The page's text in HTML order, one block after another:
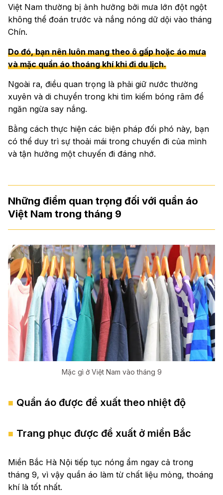
Việt Nam thường bị ảnh hưởng bởi mưa lớn đột ngột
không thể đoán trước và nắng nóng dữ dội vào tháng
Chín.
Do đó, bạn nên luôn mang theo ô gấp hoặc áo mưa
và mặc quần áo thoáng khí khi đi du lịch.
Ngoài ra, điều quan trọng là phải giữ nước thường
xuyên và di chuyển trong khi tìm kiếm bóng râm để
ngăn ngừa say nắng.
Bằng cách thực hiện các biện pháp đối phó này, bạn
có thể duy trì sự thoải mái trong chuyến đi của mình
và tận hưởng một chuyến đi đáng nhớ.
Những điểm quan trọng đối với quần áo
Việt Nam trong tháng 9
Mặc gì ở Việt Nam vào tháng 9
Quần áo được đề xuất theo nhiệt độ
Trang phục được đề xuất ở miền Bắc
Miền Bắc Hà Nội tiếp tục nóng ẩm ngay cả trong
tháng 9, vì vậy quần áo làm từ chất liệu mỏng, thoáng
khí là tốt nhất.